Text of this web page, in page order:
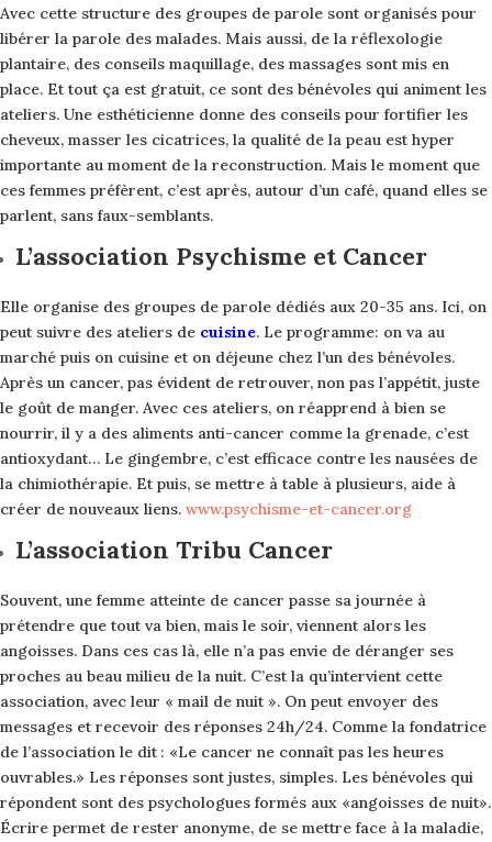
Avec cette structure des groupes de parole sont organisés pour
libérer la parole des malades. Mais aussi, de la réflexologie
plantaire, des conseils maquillage, des massages sont mis en
place. Et tout ça est gratuit, ce sont des bénévoles qui animent les
ateliers. Une esthéticienne donne des conseils pour fortifier les
cheveux, masser les cicatrices, la qualité de la peau est hyper
importante au moment de la reconstruction. Mais le moment que
ces femmes préfèrent, c’est après, autour d’un café, quand elles se
parlent, sans faux-semblants.
L’association Psychisme et Cancer
Elle organise des groupes de parole dédiés aux 20-35 ans. Ici, on
peut suivre des ateliers de cuisine. Le programme: on va au
marché puis on cuisine et on déjeune chez l’un des bénévoles.
Après un cancer, pas évident de retrouver, non pas l’appétit, juste
le goût de manger. Avec ces ateliers, on réapprend à bien se
nourrir, il y a des aliments ­anti-cancer comme la grenade, c’est
antioxydant… Le gingembre, c’est efficace contre les nausées de
la chimiothérapie. Et puis, se mettre à table à plusieurs, aide à
créer de nouveaux liens. www.psychisme-et-cancer.org
L’association Tribu Cancer
Souvent, une femme atteinte de cancer passe sa journée à
prétendre que tout va bien, mais le soir, viennent alors les
angoisses. Dans ces cas là, elle n’a pas envie de déranger ses
proches au beau milieu de la nuit. C’est la qu’intervient cette
association, avec leur « mail de nuit ». On peut envoyer des
messages et recevoir des réponses 24h/24. Comme la fondatrice
de l’association le dit : «Le cancer ne connaît pas les heures
ouvrables.» Les réponses sont justes, simples. Les bénévoles qui
répondent sont des psychologues formés aux «angoisses de nuit».
Écrire permet de rester anonyme, de se mettre face à la maladie,